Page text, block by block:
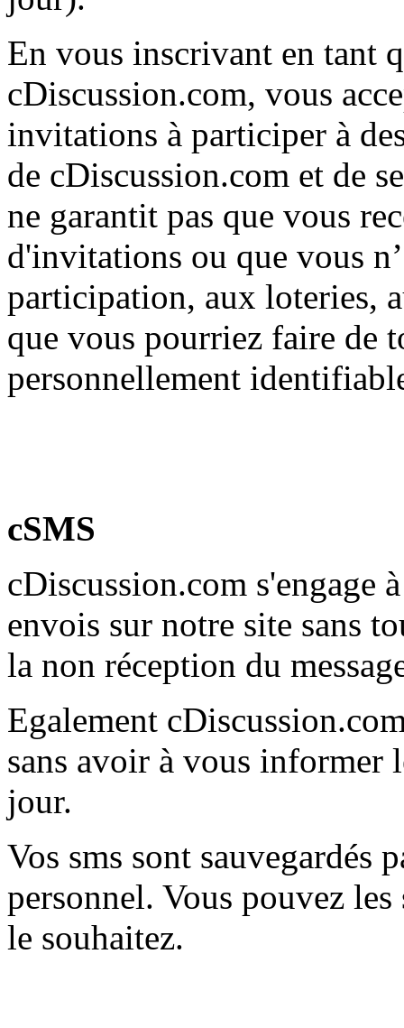
En vous inscrivant en tant
cDiscussion.com, vous
invitations à participer à
de cDiscussion.com et de
ne garantit pas que vous
d'invitations ou que vous
participation, aux loteries,
que vous pourriez faire de
personnellement
cSMS
cDiscussion.com s'engage
envois sur notre site sans
la non réception du
Egalement
sans avoir à vous informer
jour.
Vos sms sont sauvegardés
personnel. Vous pouvez
le souhaitez.